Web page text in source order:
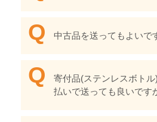
中古品を送ってもよいで
寄付品(ステンレスボト
払いで送っても良いです